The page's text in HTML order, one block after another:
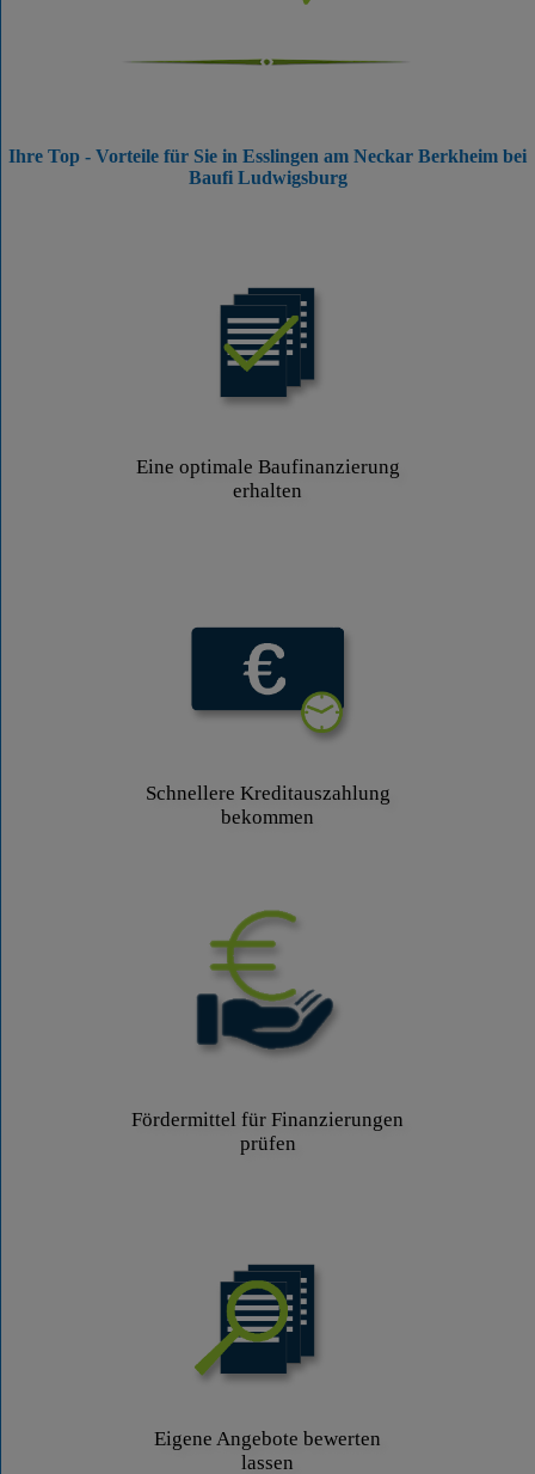
Ihre Top - Vorteile für Sie in Esslingen am Neckar Berkheim bei
Baufi Ludwigsburg
Eine optimale Baufinanzierung
erhalten
Schnellere Kreditauszahlung
bekommen
Fördermittel für Finanzierungen
prüfen
Eigene Angebote bewerten
lassen